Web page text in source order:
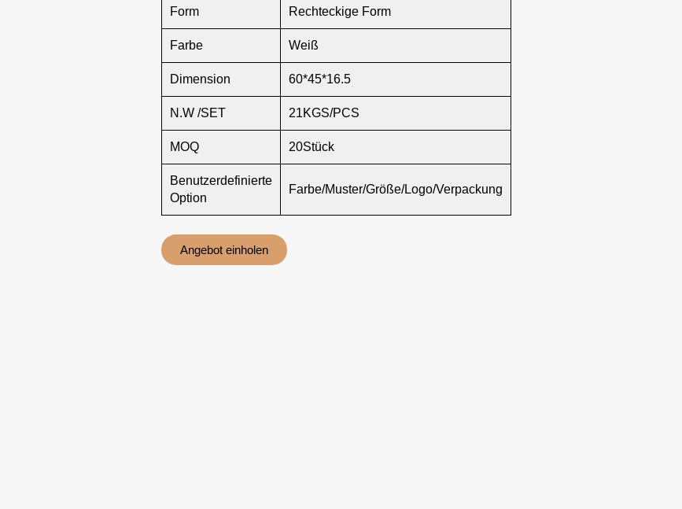
Form Rechteckige Form
Farbe Weiß
Dimension 60*45*16.5
N.W /SET 21KGS/PCS
MOQ 20Stück
Benutzerdefinierte
Option
Farbe/Muster/Größe/Logo/Verpackung
Angebot einholen